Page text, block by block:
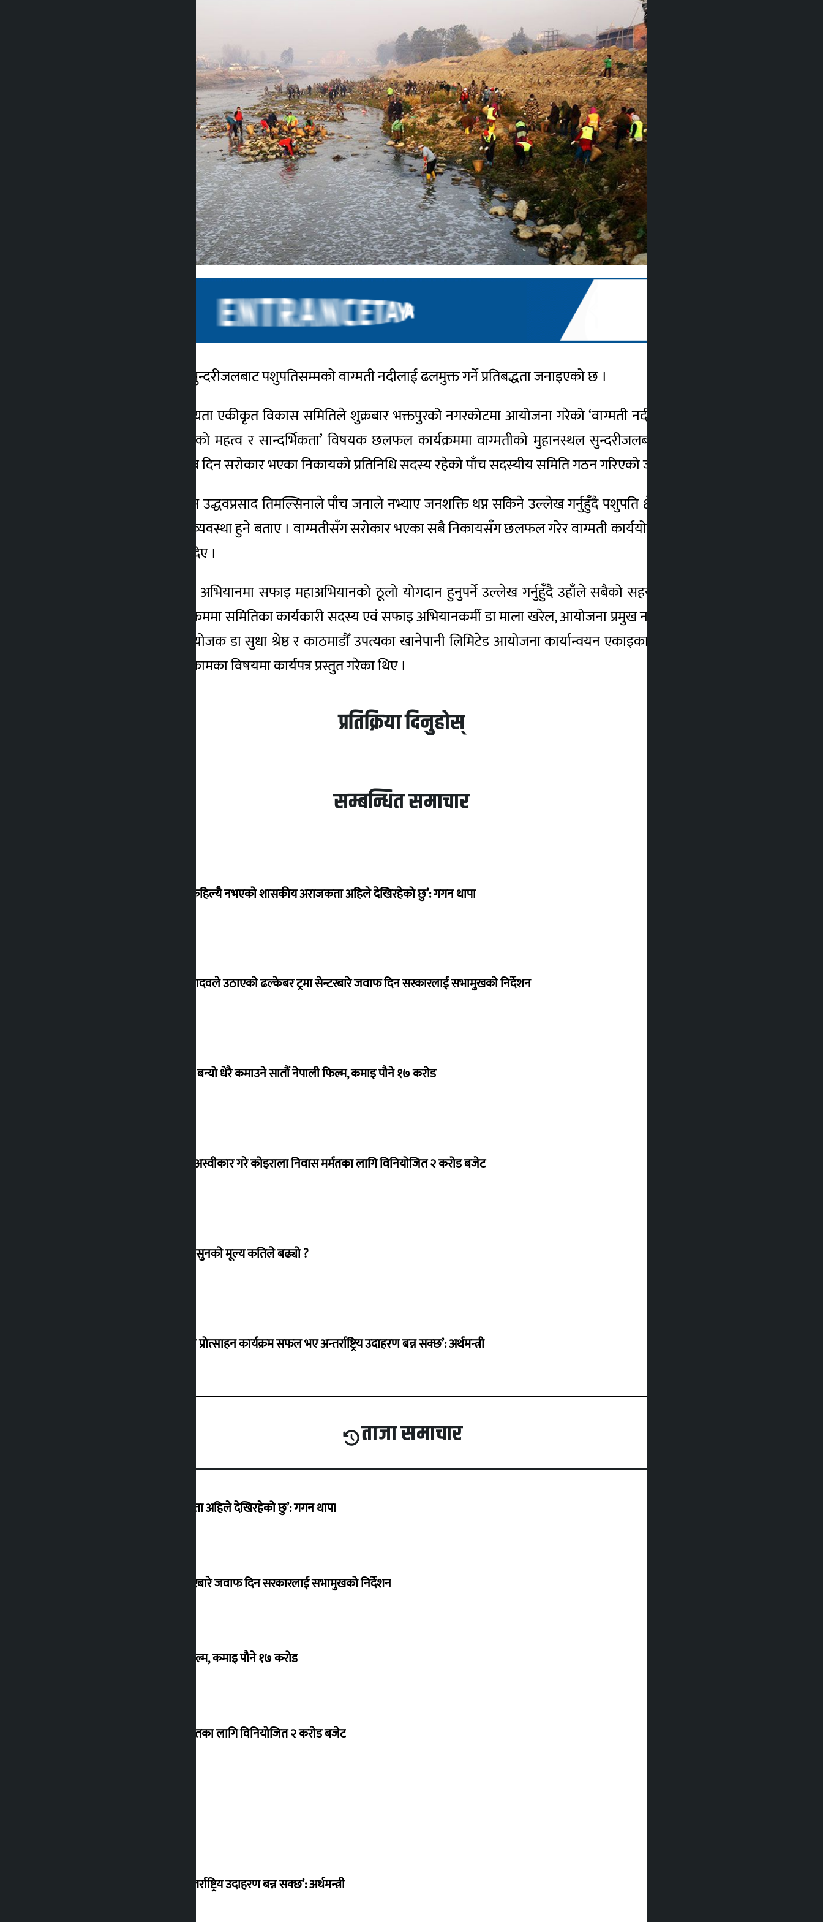
आगामी असार मसान्तसम्म सुन्दरीजलबाट पशुपतिसम्मको वाग्मती नदीलाई ढलमुक्त गर्ने प्रतिबद्धता जनाइएको छ ।
अधिकार सम्पन्न वाग्मती सभ्यता एकीकृत विकास समितिले शुक्रबार भक्तपुरको नगरकोटमा आयोजना गरेको ‘वाग्मती नदी सरसफाइ, सभ्यता संरक्षण
तथा प्रवद्र्धनात्मक कार्यक्रमको महत्व र सान्दर्भिकता’ विषयक छलफल कार्यक्रममा वाग्मतीको मुहानस्थल सुन्दरीजलबाट पशुपतिसम्मको नदीलाई
ढलमुक्त गर्ने सम्बन्धमा सुझाव दिन सरोकार भएका निकायको प्रतिनिधि सदस्य रहेको पाँच सदस्यीय समिति गठन गरिएको जानकारी गराइएको छ ।
कार्यक्रममा समितिका अध्यक्ष उद्धवप्रसाद तिमल्सिनाले पाँच जनाले नभ्याए जनशक्ति थप्न सकिने उल्लेख गर्नुहुँदै पशुपति क्षेत्रसम्मको नदीलाई ढलमुक्त
गर्न आवश्यक बजेटकोसमेत व्यवस्था हुने बताए । वाग्मतीसँग सरोकार भएका सबै निकायसँग छलफल गरेर वाग्मती कार्ययोजना तयार पार्न गृहकार्य सुरु
भएको जानकारी पनि उनले दिए ।
शिरदेखि वाग्मती सफाइ गर्ने अभियानमा सफाइ महाअभियानको ठूलो योगदान हुनुपर्ने उल्लेख गर्नुहुँदै उहाँले सबैको सहयोग जुटाएर यो काम सफल
गरिनुपर्नेमा जोड दिए । कार्यक्रममा समितिका कार्यकारी सदस्य एवं सफाइ अभियानकर्मी डा माला खरेल, आयोजना प्रमुख नवराज प्याकुरेल, कार्ययोजना
निर्माण कार्यदलका समूह संयोजक डा सुधा श्रेष्ठ र काठमाडौँ उपत्यका खानेपानी लिमिटेड आयोजना कार्यान्वयन एकाइका परामर्शदाता भरत महर्जनले
नदी सफाइका लागि गर्नुपर्ने कामका विषयमा कार्यपत्र प्रस्तुत गरेका थिए ।
प्रतिक्रिया दिनुहोस्
सम्बन्धित समाचार
‘देशमा कहिल्यै नभएको शासकीय अराजकता अहिले देखिरहेको छु’: गगन थापा
सांसद यादवले उठाएको ढल्केबर ट्रमा सेन्टरबारे जवाफ दिन सरकारलाई सभामुखको निर्देशन
‘गौंथली’ बन्यो धेरै कमाउने सातौं नेपाली फिल्म, कमाइ पौने १७ करोड
शेखरले अस्वीकार गरे कोइराला निवास मर्मतका लागि विनियोजित २ करोड बजेट
शुक्रबार सुनको मूल्य कतिले बढ्यो ?
‘करदाता प्रोत्साहन कार्यक्रम सफल भए अन्तर्राष्ट्रिय उदाहरण बन्न सक्छ’: अर्थमन्त्री
ताजा समाचार
‘देशमा कहिल्यै नभएको शासकीय अराजकता अहिले देखिरहेको छु’: गगन थापा
सांसद यादवले उठाएको ढल्केबर ट्रमा सेन्टरबारे जवाफ दिन सरकारलाई सभामुखको निर्देशन
‘गौंथली’ बन्यो धेरै कमाउने सातौं नेपाली फिल्म, कमाइ पौने १७ करोड
शेखरले अस्वीकार गरे कोइराला निवास मर्मतका लागि विनियोजित २ करोड बजेट
‘करदाता प्रोत्साहन कार्यक्रम सफल भए अन्तर्राष्ट्रिय उदाहरण बन्न सक्छ’: अर्थमन्त्री